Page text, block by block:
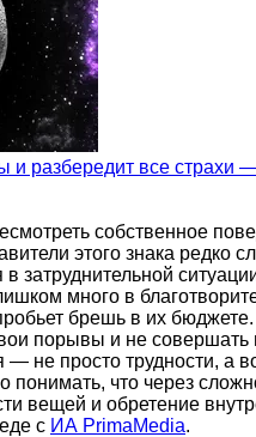
разбередит все страхи
собственное
этого знака редко
затруднительной
много в
брешь в их
порывы и не
не просто трудности, а
понимать, что через
вещей и обретение
с ИА PrimaMedia.